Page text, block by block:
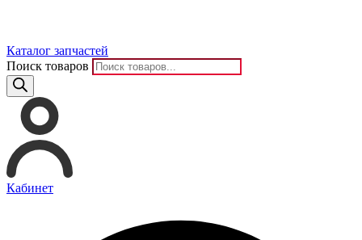
Каталог запчастей
Поиск товаров
Кабинет